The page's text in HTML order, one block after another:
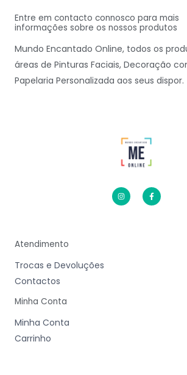
Entre em contacto connosco para mais
informações sobre os nossos produtos
Mundo Encantado Online, todos os
áreas de Pinturas Faciais, Decoração
Papelaria Personalizada aos seus dispor.
n
s
t
a
c
e
Atendimento
Trocas e Devoluções
Contactos
Minha Conta
Minha Conta
Carrinho